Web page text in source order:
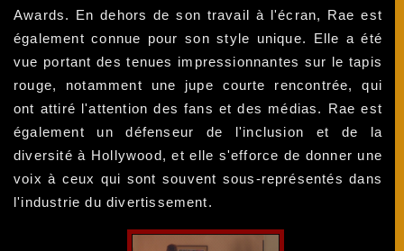
Awards. En dehors de son travail à l'écran, Rae est
également connue pour son style unique. Elle a été
vue portant des tenues impressionnantes sur le tapis
rouge, notamment une jupe courte rencontrée, qui
ont attiré l'attention des fans et des médias. Rae est
également un défenseur de l'inclusion et de la
diversité à Hollywood, et elle s'efforce de donner une
voix à ceux qui sont souvent sous-représentés dans
l'industrie du divertissement.